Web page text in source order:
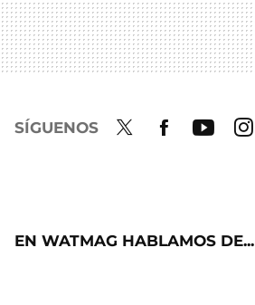
SÍGUENOS
EN WATMAG HABLAMOS DE...